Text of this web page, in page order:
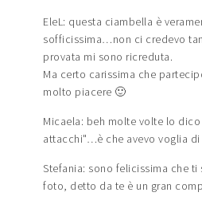
EleL: questa ciambella è
sofficissima…non ci credevo
provata mi sono ricreduta.
Ma certo carissima che
molto piacere 🙂
Micaela: beh molte volte lo
attacchi"…è che avevo voglia
Stefania: sono felicissima che ti
foto, detto da te è un gran